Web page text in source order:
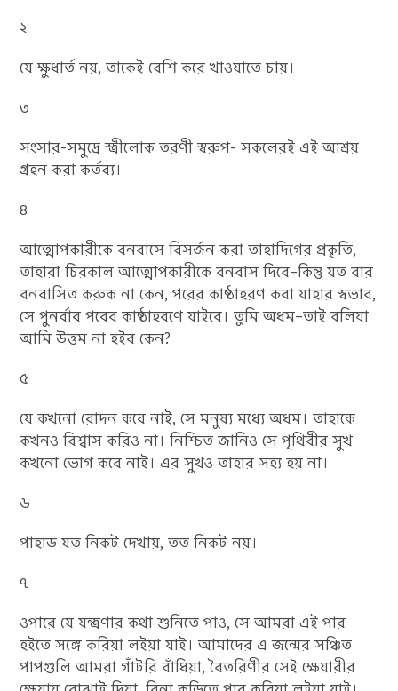
২
যে ক্ষুধার্ত নয়, তাকেই বেশি করে খাওয়াতে চায়।
৩
সংসার-সমুদ্রে স্ত্রীলোক তরণী স্বরুপ- সকলেরই এই আশ্রয়
গ্রহন করা কর্তব্য।
৪
আত্মোপকারীকে বনবাসে বিসর্জন করা তাহাদিগের প্রকৃতি,
তাহারা চিরকাল আত্মোপকারীকে বনবাস দিবে–কিন্তু যত বার
বনবাসিত করুক না কেন, পরের কাষ্ঠাহরণ করা যাহার স্বভাব,
সে পুনর্বার পরের কাষ্ঠাহরণে যাইবে। তুমি অধম–তাই বলিয়া
আমি উত্তম না হইব কেন?
৫
যে কখনো রোদন করে নাই, সে মনুষ্য মধ্যে অধম। তাহাকে
কখনও বিশ্বাস করিও না। নিশ্চিত জানিও সে পৃথিবীর সুখ
কখনো ভোগ করে নাই। এর সুখও তাহার সহ্য হয় না।
৬
পাহাড় যত নিকট দেখায়, তত নিকট নয়।
৭
ওপারে যে যন্ত্রণার কথা শুনিতে পাও, সে আমরা এই পার
হইতে সঙ্গে করিয়া লইয়া যাই। আমাদের এ জন্মের সঞ্চিত
পাপগুলি আমরা গাঁটরি বাঁধিয়া, বৈতরিণীর সেই ক্ষেয়ারীর